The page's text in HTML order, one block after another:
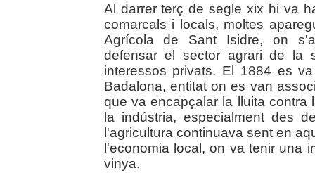
Al darrer terç de segle xix hi va
comarcals i locals, moltes
Agrícola de Sant Isidre, on
defensar el sector agrari de la
interessos privats. El 1884 es
Badalona, entitat on es van
que va encapçalar la lluita contra
la indústria, especialment des
l'agricultura continuava sent en
l'economia local, on va tenir una
vinya.